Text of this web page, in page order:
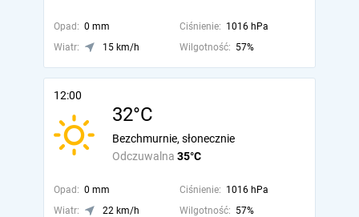
Opad: 0 mm Ciśnienie: 1016 hPa
Wiatr:
15 km/h Wilgotność: 57%
12:00
32°C
Odczuwalna 35°C
Bezchmurnie, słonecznie
Opad: 0 mm Ciśnienie: 1016 hPa
Wiatr:
22 km/h Wilgotność: 57%